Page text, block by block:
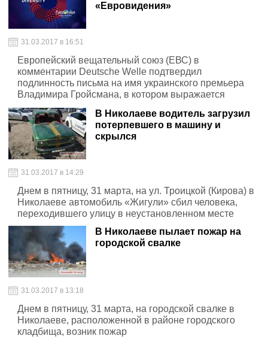
«Евровидения»
31.03.2017 в 16:51
Европейский вещательный союз (ЕВС) в
комментарии Deutsche Welle подтвердил
подлинность письма на имя украинского премьера
Владимира Гройсмана, в котором выражается
недовольство решением Киева не пускать на
«Евровидение-2017» российскую певицу Юлию
Самойлову
В Николаеве водитель загрузил
потерпевшего в машину и
скрылся
31.03.2017 в 14:29
Днем в пятницу, 31 марта, на ул. Троицкой (Кирова) в
Николаеве автомобиль «Жигули» сбил человека,
переходившего улицу в неустановленном месте
В Николаеве пылает пожар на
городской свалке
31.03.2017 в 13:18
Днем в пятницу, 31 марта, на городской свалке в
Николаеве, расположенной в районе городского
кладбища, возник пожар